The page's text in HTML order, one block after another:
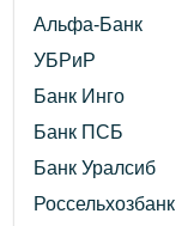
Альфа-Банк
УБРиР
Банк Инго
Банк ПСБ
Банк Уралсиб
Россельхозбанк